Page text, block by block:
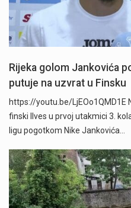
Rijeka golom Jankovića
putuje na uzvrat u Finsku
https://youtu.be/LjEOo1QMD1E
finski Ilves u prvoj utakmici 3.
ligu pogotkom Nike Jankovića…